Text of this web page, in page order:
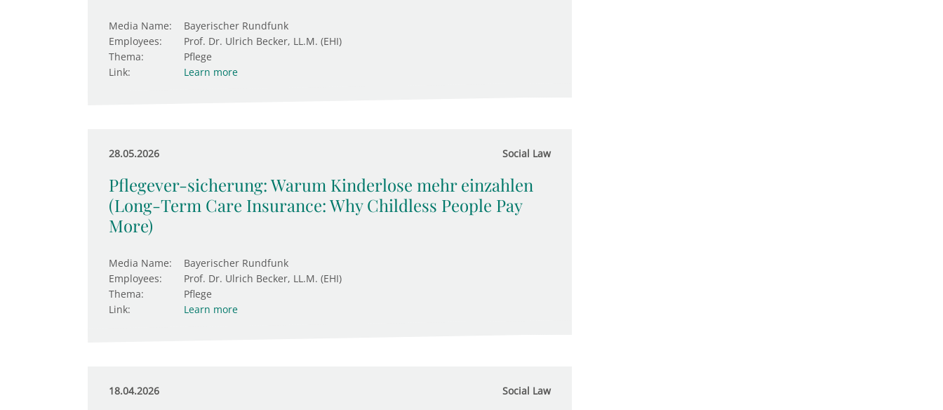
Media Name:
Bayerischer Rundfunk
Employees:
Prof. Dr. Ulrich Becker, LL.M. (EHI)
Thema:
Pflege
Link:
Learn more
28.05.2026 Social Law
Pflegever-sicherung: Warum Kinderlose mehr einzahlen
(Long-Term Care Insurance: Why Childless People Pay
More)
Media Name:
Bayerischer Rundfunk
Employees:
Prof. Dr. Ulrich Becker, LL.M. (EHI)
Thema:
Pflege
Link:
Learn more
18.04.2026 Social Law